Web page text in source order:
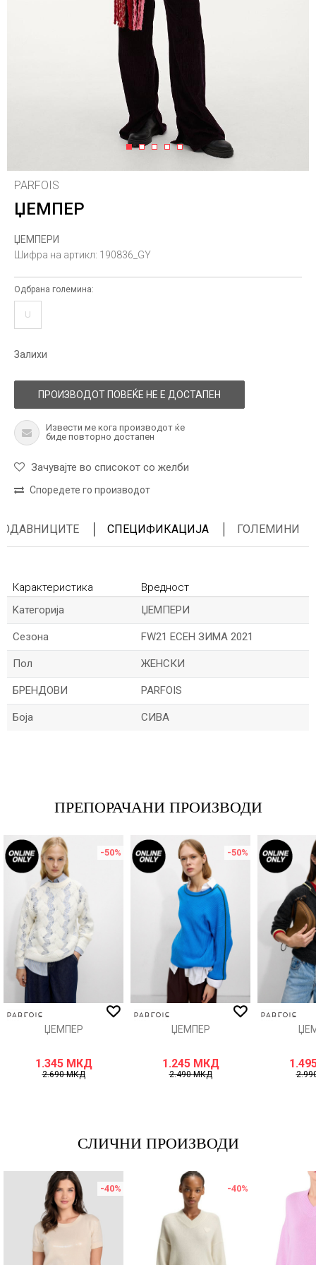
1 2 3 4 5
PARFOIS
ЏЕМПЕР
ЏЕМПЕРИ
Шифра на артикл: 190836_GY
Одбрана големина:
U
Залихи
ПРОИЗВОДОТ ПОВЕЌЕ НЕ Е ДОСТАПЕН
Извести ме кога производот ќе
биде повторно достапен
Зачувајте во списокот со желби
Споредете го производот
СПЕЦИФИКАЦИЈА ГОЛЕМИНИ
Карактеристика
Вредност
Kатегорија
ЏЕМПЕРИ
Сезона FW21 ЕСЕН ЗИМА 2021
Пол ЖЕНСКИ
БРЕНДОВИ PARFOIS
Боја СИВА
ИСПРАТИ
ПРЕПОРАЧАНИ ПРОИЗВОДИ
-50%
ЏЕМПЕР
1.345 МКД
2.690МКД
-50%
ЏЕМПЕР
1.245 МКД
2.490МКД
СЛИЧНИ ПРОИЗВОДИ
-40% -40%